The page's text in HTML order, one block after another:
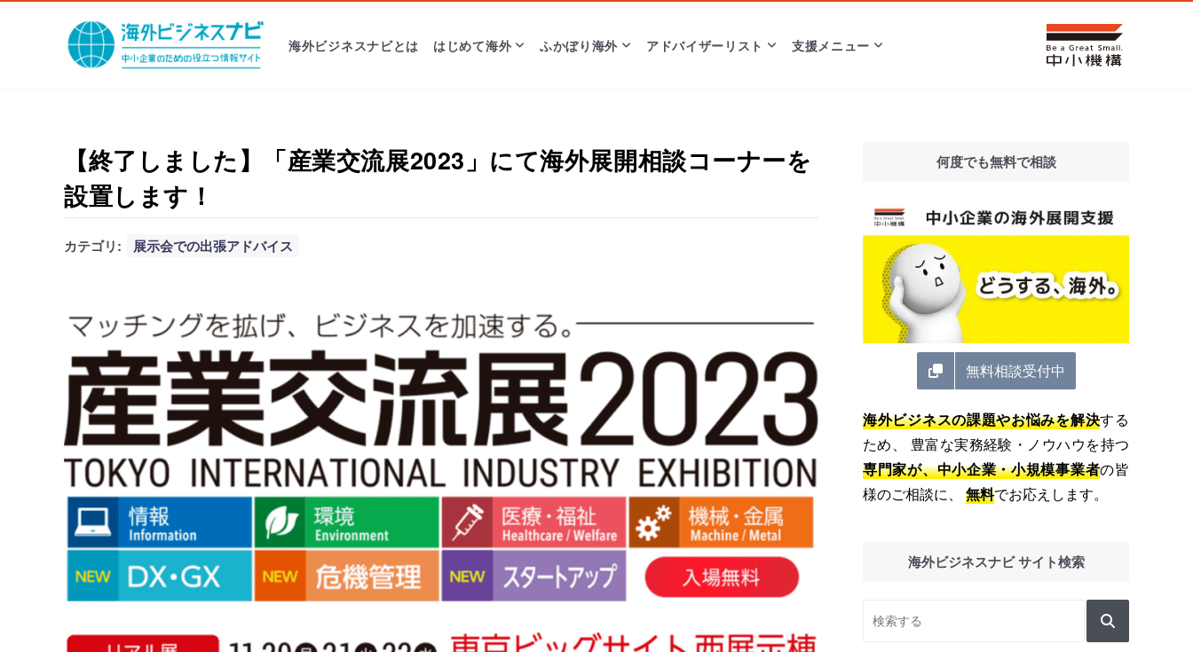
海外ビジネスナビとは はじめて海外 ふかぼり海外 アドバイザーリスト 支援メニュー
【終了しました】「産業交流展2023」にて海外展開相談コーナーを
設置します！
カテゴリ: 展示会での出張アドバイス
何度でも無料で相談
無料相談受付中
海外ビジネスの課題やお悩みを解決する
ため、 豊富な実務経験・ノウハウを持つ
専門家が、中小企業・小規模事業者の皆
様のご相談に、 無料でお応えします。
海外ビジネスナビ サイト検索